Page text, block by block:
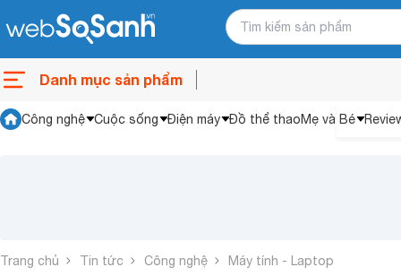
Danh mục sản phẩm
Công nghệ Cuộc sống Điện máy Đồ thể thaoMẹ và Bé
Trang chủ Tin tức Công nghệ Máy tính - Laptop